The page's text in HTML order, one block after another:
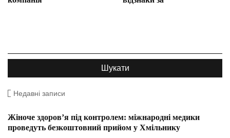
Недавні записи
Жіноче здоров’я під контролем: міжнародні медики
проведуть безкоштовний прийом у Хмільнику